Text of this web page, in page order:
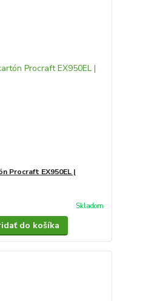
Procraft EX950EL |
Skladom
do košíka